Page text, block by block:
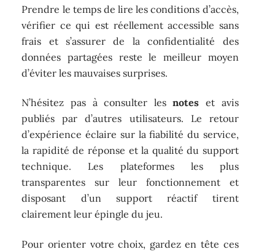
Prendre le temps de lire les conditions d’accès,
vérifier ce qui est réellement accessible sans
frais et s’assurer de la confidentialité des
données partagées reste le meilleur moyen
d’éviter les mauvaises surprises.
N’hésitez pas à consulter lesnotes et avis
publiés par d’autres utilisateurs. Le retour
d’expérience éclaire sur la fiabilité du service,
la rapidité de réponse et la qualité du support
technique. Les plateformes les plus
transparentes sur leur fonctionnement et
disposant d’un support réactif tirent
clairement leur épingle du jeu.
Pour orienter votre choix, gardez en tête ces